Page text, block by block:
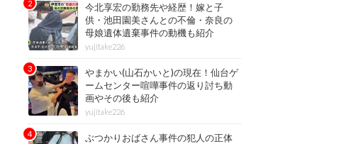
今北享宏の勤務先や経歴！嫁と子
供・池田園美さんとの不倫・奈良の
母娘遺体遺棄事件の動機も紹介
yujitake226
やまかい(山石かいと)の現在！仙台ゲ
ームセンター喧嘩事件の返り討ち動
画やその後も紹介
yujitake226
ぶつかりおばさん事件の犯人の正体